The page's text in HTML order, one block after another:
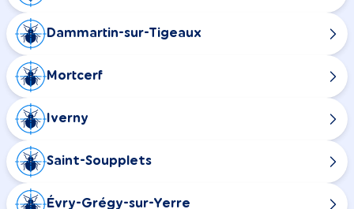
Dammartin-sur-Tigeaux
Mortcerf
Iverny
Saint-Soupplets
Évry-Grégy-sur-Yerre